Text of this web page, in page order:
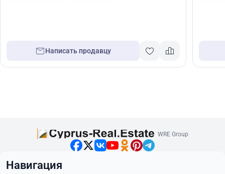
Написать продавцу
WRE Group
Навигация